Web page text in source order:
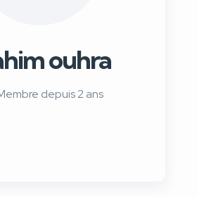
ouhra
depuis 2 ans